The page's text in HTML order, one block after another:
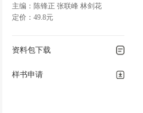
主编：陈锋正 张联峰 林剑花
定价：49.8元
资料包下载
样书申请